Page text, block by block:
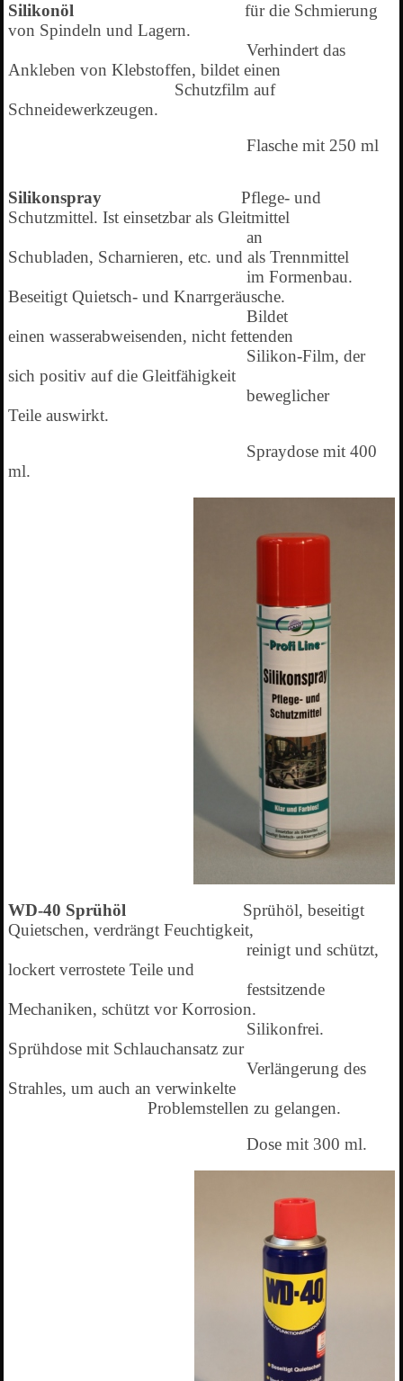
Silikonöl für die Schmierung
von Spindeln und Lagern.
Verhindert das
Ankleben von Klebstoffen, bildet einen
Schutzfilm auf
Schneidewerkzeugen.
Flasche mit 250 ml
Silikonspray Pflege- und
Schutzmittel. Ist einsetzbarals Gleitmittel
an
Schubladen, Scharnieren, etc. und als Trennmittel
im Formenbau.
Beseitigt Quietsch- und Knarrgeräusche.
Bildet
einen wasserabweisenden, nicht fettenden
Silikon-Film, der
sich positiv auf dieGleitfähigkeit
beweglicher
Teileauswirkt.
Spraydose mit 400
ml.
WD-40 Sprühöl Sprühöl, beseitigt
Quietschen, verdrängt Feuchtigkeit,
reinigt und schützt,
lockert verrostete Teile und
festsitzende
Mechaniken, schützt vor Korrosion.
Silikonfrei.
Sprühdose mit Schlauchansatz zur
Verlängerung des
Strahles, um auch an verwinkelte
Problemstellen zu gelangen.
Dose mit 300 ml.